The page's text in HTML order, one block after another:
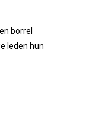
borrel
leden hun